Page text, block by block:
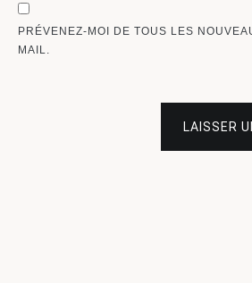
PRÉVENEZ-MOI DE TOUS LES
MAIL.
LAISSER